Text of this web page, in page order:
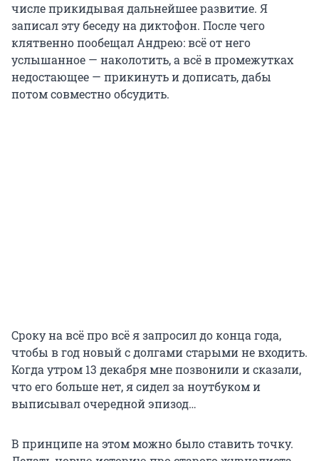
числе прикидывая дальнейшее развитие. Я
записал эту беседу на диктофон. После чего
клятвенно пообещал Андрею: всё от него
услышанное — наколотить, а всё в промежутках
недостающее — прикинуть и дописать, дабы
потом совместно обсудить.
Сроку на всё про всё я запросил до конца года,
чтобы в год новый с долгами старыми не входить.
Когда утром 13 декабря мне позвонили и сказали,
что его больше нет, я сидел за ноутбуком и
выписывал очередной эпизод…
В принципе на этом можно было ставить точку.